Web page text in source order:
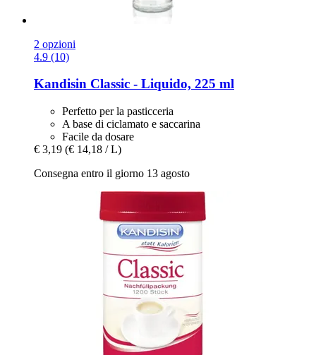
2 opzioni
4.9 (10)
Kandisin Classic -​ Liquido, 225 ml
Perfetto per la pasticceria
A base di ciclamato e saccarina
Facile da dosare
€ 3,19 (€ 14,18 / L)
Consegna entro il giorno 13 agosto